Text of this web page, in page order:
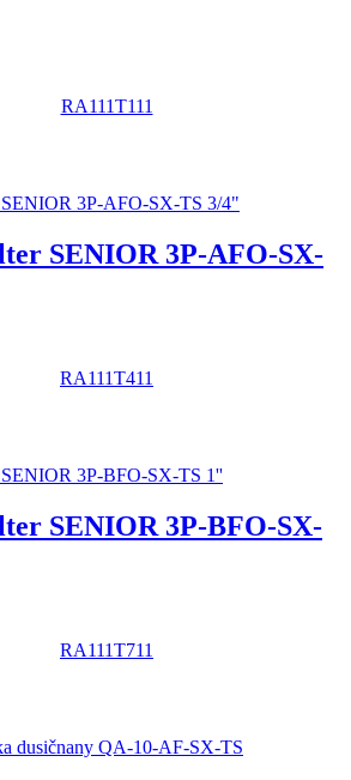
RA111T111
SENIOR 3P-AFO-SX-
RA111T411
SENIOR 3P-BFO-SX-
RA111T711